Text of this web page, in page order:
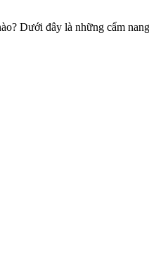
Dưới đây là những cẩm